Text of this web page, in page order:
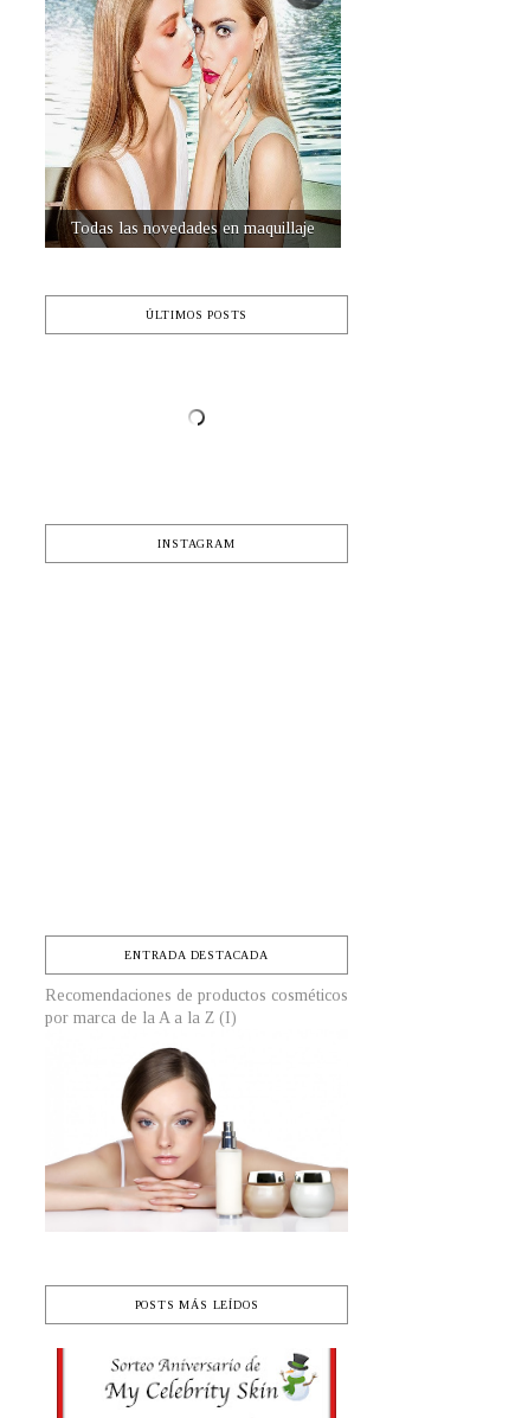
Destinos de viaje
ÚLTIMOS POSTS
INSTAGRAM
ENTRADA DESTACADA
Recomendaciones de productos cosméticos
por marca de la A a la Z (I)
POSTS MÁS LEÍDOS